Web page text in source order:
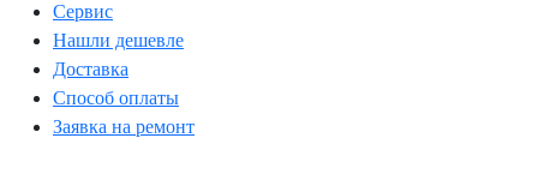
Сервис
Нашли дешевле
Доставка
Способ оплаты
Заявка на ремонт